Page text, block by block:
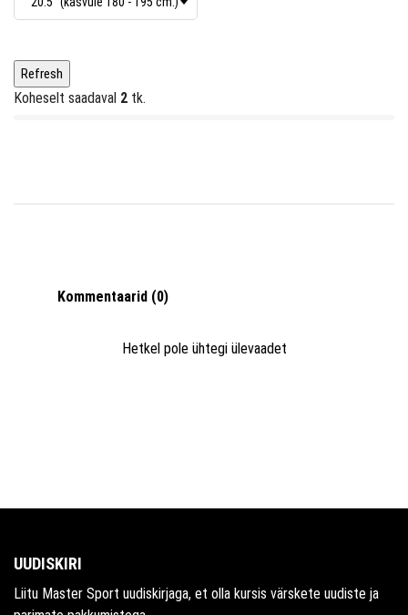
Koheselt saadaval 2 tk.
Kommentaarid (0)
Hetkel pole ühtegi ülevaadet
UUDISKIRI
Liitu Master Sport uudiskirjaga, et olla kursis värskete uudiste ja